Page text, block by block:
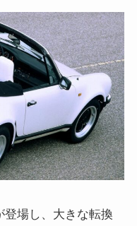
登場し、大きな転換